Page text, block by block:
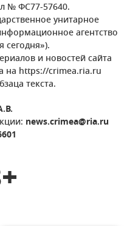
№ ФС77-57640.
унитарное
агентство
и новостей сайта
на https://crimea.ria.ru
текста.
news.crimea@ria.ru